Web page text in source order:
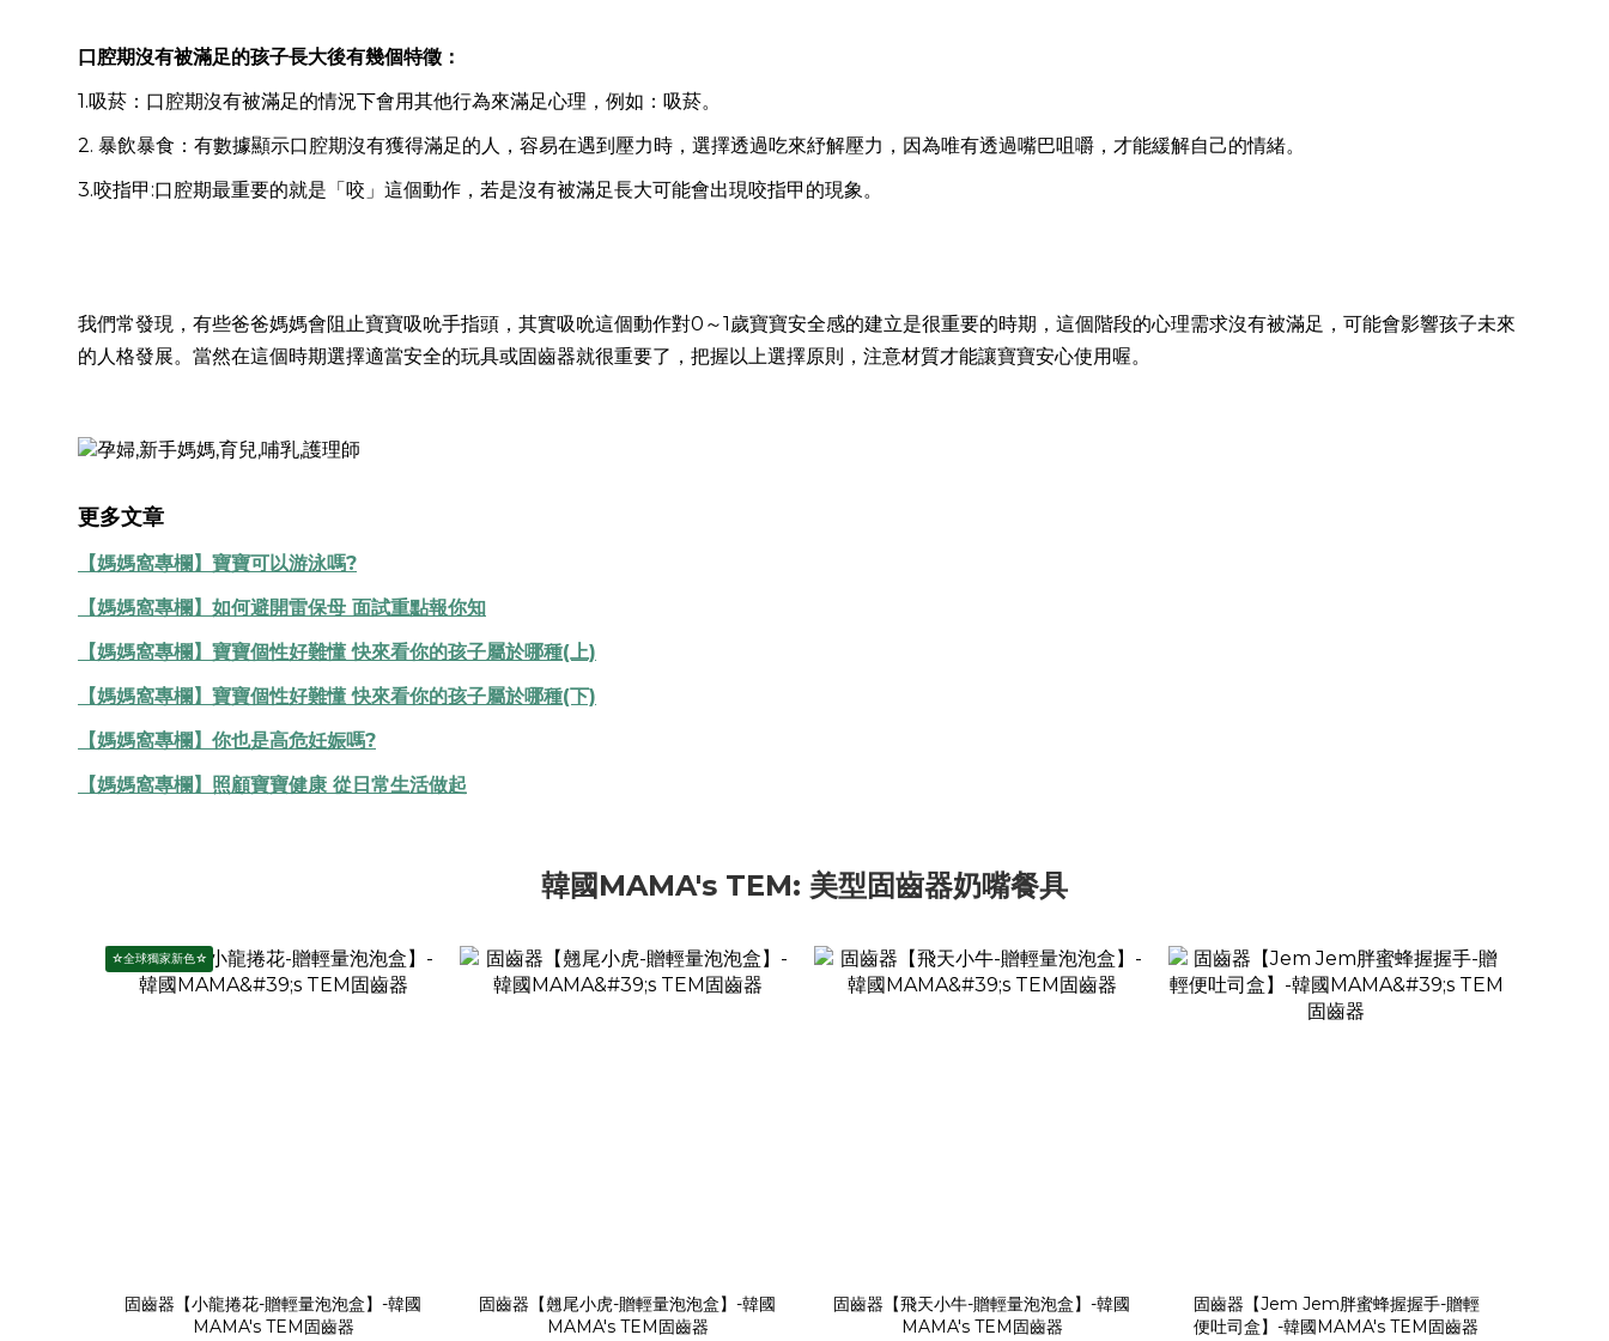
口腔期沒有被滿足的孩子長大後有幾個特徵：
1.吸菸：口腔期沒有被滿足的情況下會用其他行為來滿足心理，例如：吸菸。
2. 暴飲暴食：有數據顯示口腔期沒有獲得滿足的人，容易在遇到壓力時，選擇透過吃來紓解壓力，因為唯有透過嘴巴咀嚼，才能緩解自己的情緒。
3.咬指甲:口腔期最重要的就是「咬」這個動作，若是沒有被滿足長大可能會出現咬指甲的現象。
我們常發現，有些爸爸媽媽會阻止寶寶吸吮手指頭，其實吸吮這個動作對0～1歲寶寶安全感的建立是很重要的時期，這個階段的心理需求沒有被滿足，可能會影響孩子未來
的人格發展。當然在這個時期選擇適當安全的玩具或固齒器就很重要了，把握以上選擇原則，注意材質才能讓寶寶安心使用喔。
更多文章
【媽媽窩專欄】寶寶可以游泳嗎?
【媽媽窩專欄】如何避開雷保母 面試重點報你知
【媽媽窩專欄】寶寶個性好難懂 快來看你的孩子屬於哪種(上)
【媽媽窩專欄】寶寶個性好難懂 快來看你的孩子屬於哪種(下)
【媽媽窩專欄】你也是高危妊娠嗎?
【媽媽窩專欄】照顧寶寶健康 從日常生活做起
韓國MAMA's TEM: 美型固齒器奶嘴餐具
☆全球獨家新色☆
固齒器【小龍捲花-贈輕量泡泡盒】-韓國
MAMA's TEM固齒器
固齒器【翹尾小虎-贈輕量泡泡盒】-韓國
MAMA's TEM固齒器
固齒器【飛天小牛-贈輕量泡泡盒】-韓國
MAMA's TEM固齒器
固齒器【Jem Jem胖蜜蜂握握手-贈輕
便吐司盒】-韓國MAMA's TEM固齒器